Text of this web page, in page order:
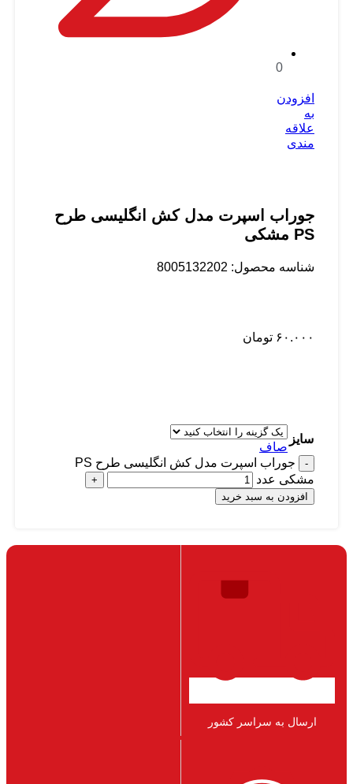
0
افزودن
به
علاقه
مندی
جوراب اسپرت مدل کش انگلیسی طرح
PS مشکی
شناسه محصول: 8005132202
۶۰.۰۰۰ تومان
سایز
صاف
جوراب اسپرت مدل کش انگلیسی طرح PS
مشکی عدد
افزودن به سبد خرید
ارسال به سراسر کشور